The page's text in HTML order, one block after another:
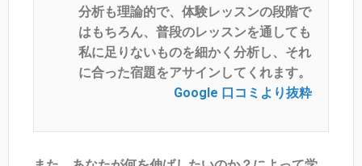
分析も理論的で、体験レッスンの段階で
はもちろん、普段のレッスンを通しても
私に足りないものを細かく分析し、それ
に合った宿題をアサインしてくれます。
Google 口コミより抜粋